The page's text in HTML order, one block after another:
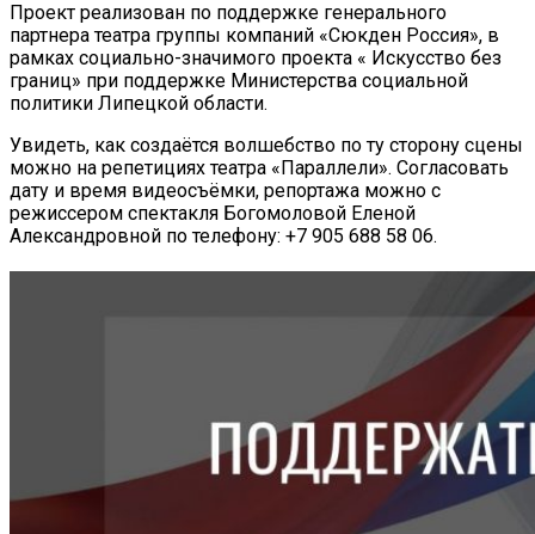
Проект реализован по поддержке генерального
партнера театра группы компаний «Сюкден Россия», в
рамках социально-значимого проекта « Искусство без
границ» при поддержке Министерства социальной
политики Липецкой области.
Увидеть, как создаётся волшебство по ту сторону сцены
можно на репетициях театра «Параллели». Согласовать
дату и время видеосъёмки, репортажа можно с
режиссером спектакля Богомоловой Еленой
Александровной по телефону: +7 905 688 58 06.